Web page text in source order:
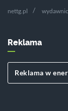
nettg.pl
Reklama
Reklama w